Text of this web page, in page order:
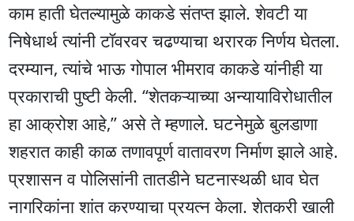
काम हाती घेतल्यामुळे काकडे संतप्त झाले. शेवटी या
निषेधार्थ त्यांनी टॉवरवर चढण्याचा थरारक निर्णय घेतला.
दरम्यान, त्यांचे भाऊ गोपाल भीमराव काकडे यांनीही या
प्रकाराची पुष्टी केली. “शेतकऱ्याच्या अन्यायाविरोधातील
हा आक्रोश आहे,” असे ते म्हणाले. घटनेमुळे बुलडाणा
शहरात काही काळ तणावपूर्ण वातावरण निर्माण झाले आहे.
प्रशासन व पोलिसांनी तातडीने घटनास्थळी धाव घेत
नागरिकांना शांत करण्याचा प्रयत्न केला. शेतकरी खाली